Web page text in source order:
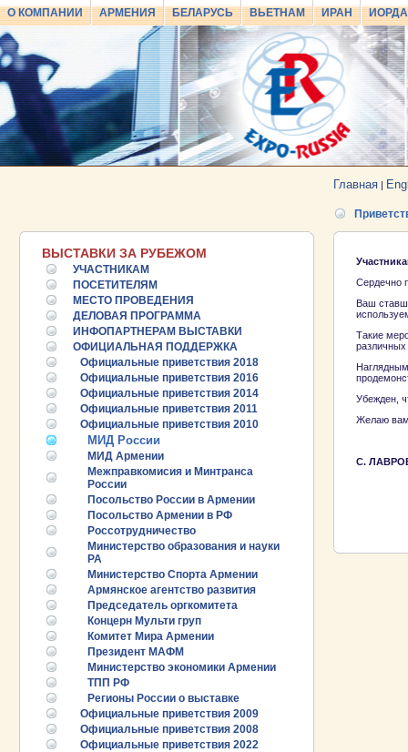
О КОМПАНИИ АРМЕНИЯ БЕЛАРУСЬ ВЬЕТНАМ ИРАН
Главная |
ВЫСТАВКИ ЗА РУБЕЖОМ
УЧАСТНИКАМ
ПОСЕТИТЕЛЯМ
МЕСТО ПРОВЕДЕНИЯ
ДЕЛОВАЯ ПРОГРАММА
ИНФОПАРТНЕРАМ ВЫСТАВКИ
ОФИЦИАЛЬНАЯ ПОДДЕРЖКА
Официальные приветствия 2018
Официальные приветствия 2016
Официальные приветствия 2014
Официальные приветствия 2011
Официальные приветствия 2010
МИД России
МИД Армении
Межправкомисия и Минтранса
России
Посольство России в Армении
Посольство Армении в РФ
Россотрудничество
Министерство образования и науки
РА
Министерство Спорта Армении
Армянское агентство развития
Председатель оргкомитета
Концерн Мульти груп
Комитет Мира Армении
Президент МАФМ
Министерство экономики Армении
ТПП РФ
Регионы России о выставке
Официальные приветствия 2009
Официальные приветствия 2008
Официальные приветствия 2022
Сердечно
Ваш
Такие
различных
Убежден,
Желаю вам
С.